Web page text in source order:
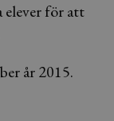
elever för att
år 2015.